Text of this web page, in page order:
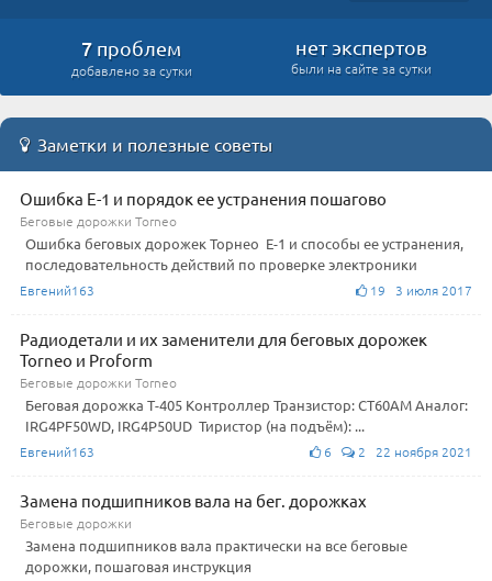
7 проблем
добавлено за сутки
нет экспертов
были на сайте за сутки
Заметки и полезные советы
Ошибка Е-1 и порядок ее устранения пошагово
Беговые дорожки Torneo
Ошибка беговых дорожек Торнео Е-1 и способы ее устранения,
последовательность действий по проверке электроники
Евгений163 19 3 июля 2017
Радиодетали и их заменители для беговых дорожек
Torneo и Proform
Беговые дорожки Torneo
Беговая дорожка Т-405 Контроллер Транзистор: CT60AM Аналог:
IRG4PF50WD, IRG4P50UD Тиристор (на подъём): ...
Евгений163 6 2 22 ноября 2021
Замена подшипников вала на бег. дорожках
Беговые дорожки
Замена подшипников вала практически на все беговые
дорожки, пошаговая инструкция